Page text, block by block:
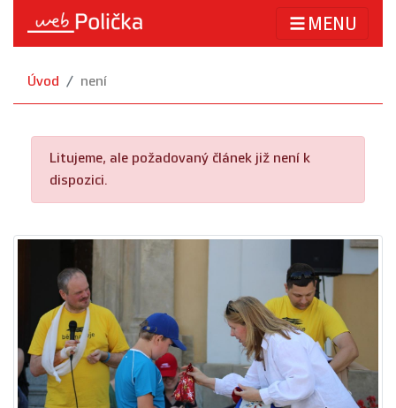
MENU
Úvod není
Litujeme, ale požadovaný článek již není k
dispozici.